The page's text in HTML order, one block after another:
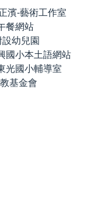
濱-藝術工作室
餐網站
幼兒園
國小本土語網站
光國小輔導室
基金會